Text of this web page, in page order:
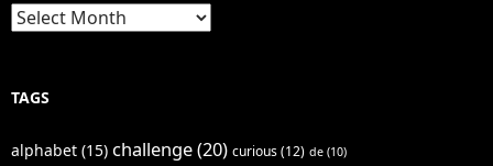
Archives
TAGS
alphabet (15) challenge(20) curious(12) de (10)